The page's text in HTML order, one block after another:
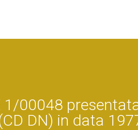
1/00048
DN) in data